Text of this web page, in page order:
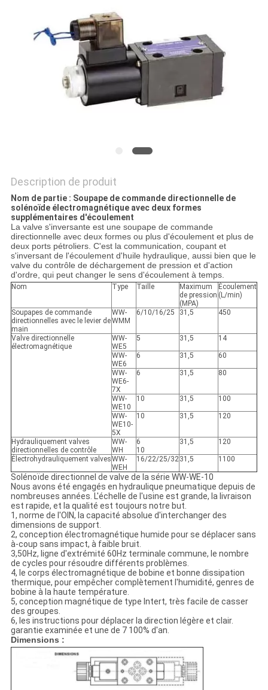
Description de produit
Nom de partie : Soupape de commande directionnelle de
solénoïde électromagnétique avec deux formes
supplémentaires d'écoulement
La valve s'inversante est une soupape de commande
directionnelle avec deux formes ou plus d'écoulement et plus de
deux ports pétroliers. C'est la communication, coupant et
s'inversant de l'écoulement d'huile hydraulique, aussi bien que le
valve du contrôle de déchargement de pression et d'action
d'ordre, qui peut changer le sens d'écoulement à temps.
Nom Type Taille
Maximum
de pression
(MPA)
Écoulement
(L/min)
Soupapes de commande
directionnelles avec le levier de
main
WW-
WMM
6/10/16/25 31,5 450
Valve directionnelle
électromagnétique
WW-
WE5
5 31,5 14
WW-
WE6
6 31,5 60
WW-
WE6-
7X
6 31,5 80
WW-
WE10
10 31,5 100
WW-
WE10-
5X
10 31,5 120
Hydrauliquement valves
directionnelles de contrôle
WW-
WH
6
10
31,5 120
Électrohydrauliquement valvesWW-
WEH
16/22/25/3231,5 1100
Solénoïde directionnel de valve de la série WW-WE-10
Nous avons été engagés en hydraulique pneumatique depuis de
nombreuses années. L'échelle de l'usine est grande, la livraison
est rapide, et la qualité est toujours notre but.
1, norme de l'OIN, la capacité absolue d'interchanger des
dimensions de support.
2, conception électromagnétique humide pour se déplacer sans
à-coup sans impact, à faible bruit.
3,50Hz, ligne d'extrémité 60Hz terminale commune, le nombre
de cycles pour résoudre différents problèmes.
4, le corps électromagnétique de bobine et bonne dissipation
thermique, pour empêcher complètement l'humidité, genres de
bobine à la haute température.
5, conception magnétique de type Intert, très facile de casser
des groupes.
6, les instructions pour déplacer la direction légère et clair.
garantie examinée et une de 7 100% d'an.
Dimensions :